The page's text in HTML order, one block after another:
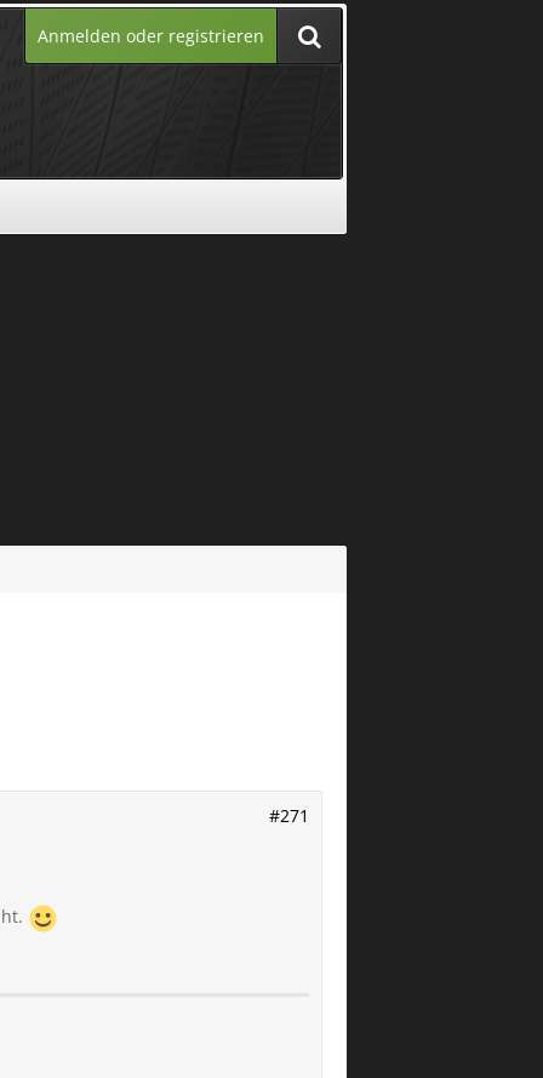
Anmelden oder registrieren
#271